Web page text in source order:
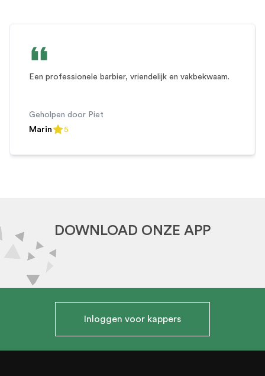
Een professionele barbier, vriendelijk en vakbekwaam.
Geholpen door Piet
Marin
5out of 5 stars
5
DOWNLOAD ONZE APP
Inloggen voor kappers